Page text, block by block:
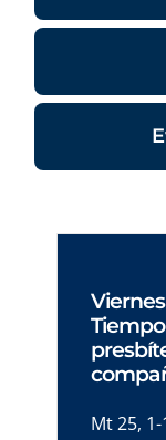
Mt 25,